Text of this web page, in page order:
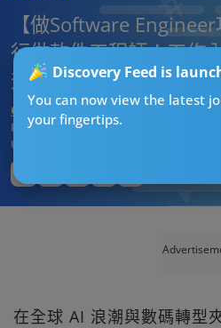
Discovery Feed is
You can now view the latest
your fingertips.
【做Software
行做軟件工程師！工作
升路徑
CT進修導師阿J
Published:2026-08-03 04:37
Updated:
在全球 AI 浪潮與數碼轉型